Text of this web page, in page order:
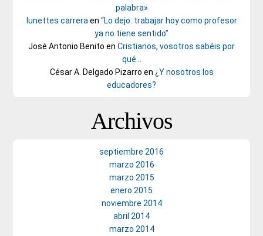
palabra»
lunettes carrera en “Lo dejo: trabajar hoy como profesor
ya no tiene sentido”
José Antonio Benito en Cristianos, vosotros sabéis por
qué…
César A. Delgado Pizarro en ¿Y nosotros los
educadores?
Archivos
septiembre 2016
marzo 2016
marzo 2015
enero 2015
noviembre 2014
abril 2014
marzo 2014